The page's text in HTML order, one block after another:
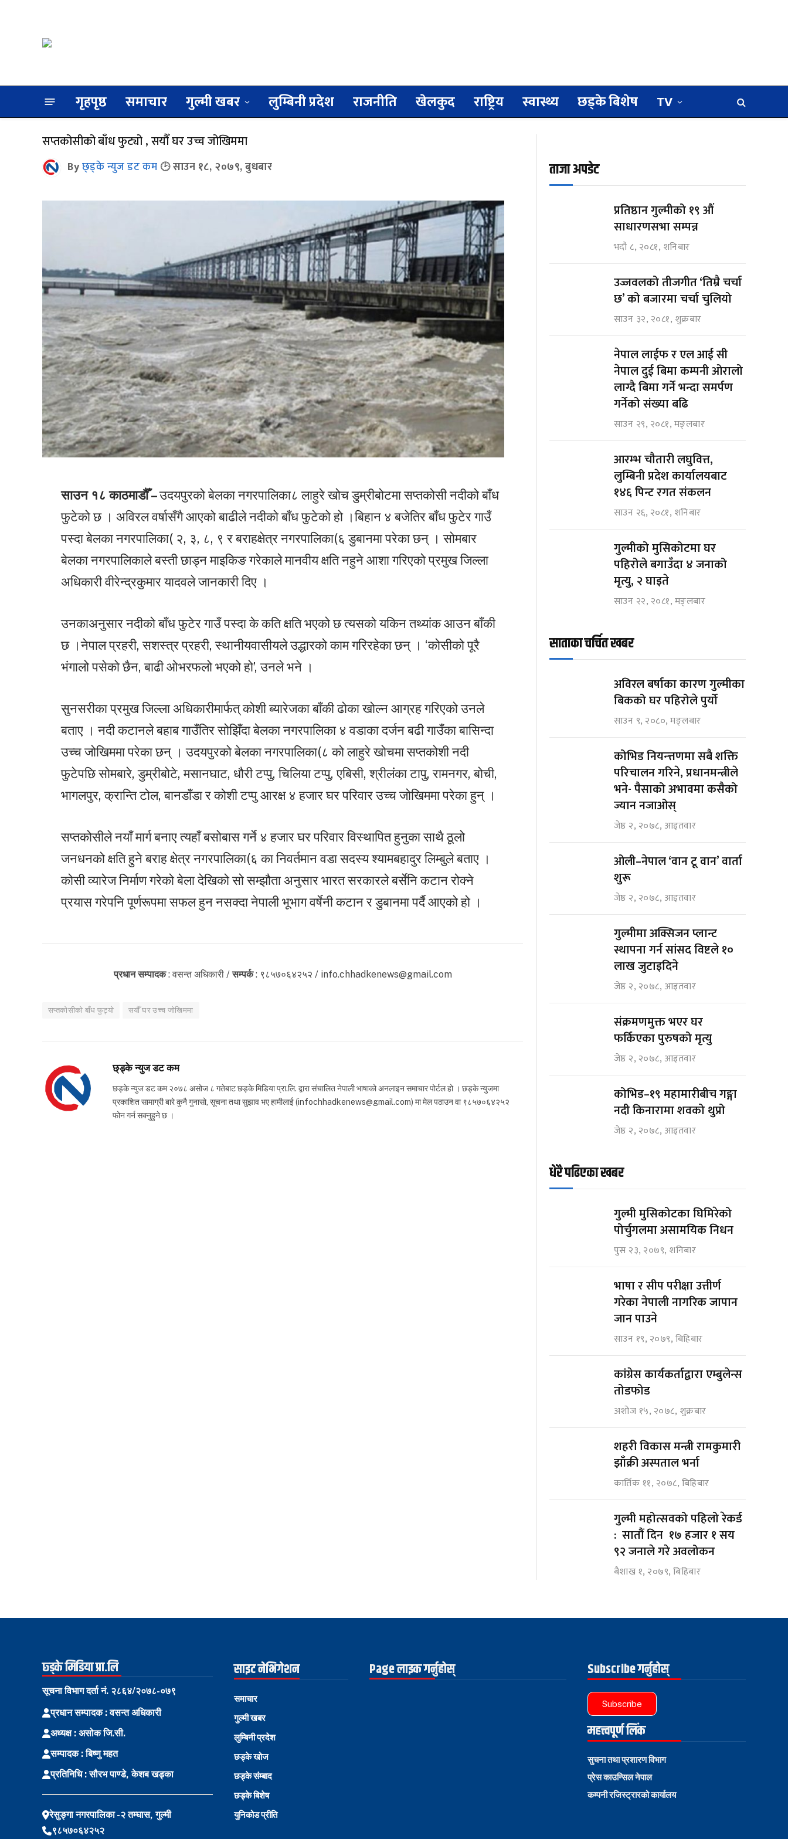
गृहपृष्ठ समाचार गुल्मी खबर लुम्बिनी प्रदेश राजनीति खेलकुद राष्ट्रिय स्वास्थ्य छड्के बिशेष TV
सप्तकोसीको बाँध फुट्यो , सयौँ घर उच्च जोखिममा
Byछ्ड्के न्युज डट कम साउन १८, २०७९, बुधबार
साउन १८ काठमाडौँ –उदयपुरको बेलका नगरपालिका८ लाहुरे खोच डुम्रीबोटमा सप्तकोसी नदीको बाँध
फुटेको छ । अविरल वर्षासँगै आएको बाढीले नदीको बाँध फुटेको हो ।बिहान ४ बजेतिर बाँध फुटेर गाउँ
पस्दा बेलका नगरपालिका( २, ३, ८, ९ र बराहक्षेत्र नगरपालिका(६ डुबानमा परेका छन् । सोमबार
बेलका नगरपालिकाले बस्ती छाड्न माइकिङ गरेकाले मानवीय क्षति नहुने आशा गरिएको प्रमुख जिल्ला
अधिकारी वीरेन्द्रकुमार यादवले जानकारी दिए ।
उनकाअनुसार नदीको बाँध फुटेर गाउँ पस्दा के कति क्षति भएको छ त्यसको यकिन तथ्यांक आउन बाँकी
छ ।नेपाल प्रहरी, सशस्त्र प्रहरी, स्थानीयवासीयले उद्धारको काम गरिरहेका छन् । ‘कोसीको पूरै
भंगालो पसेको छैन, बाढी ओभरफलो भएको हो’, उनले भने ।
सुनसरीका प्रमुख जिल्ला अधिकारीमार्फत् कोशी ब्यारेजका बाँकी ढोका खोल्न आग्रह गरिएको उनले
बताए । नदी कटानले बहाब गाउँतिर सोझिँदा बेलका नगरपालिका ४ वडाका दर्जन बढी गाउँका बासिन्दा
उच्च जोखिममा परेका छन् । उदयपुरको बेलका नगरपालिका(८ को लाहुरे खोचमा सप्तकोशी नदी
फुटेपछि सोमबारे, डुम्रीबोटे, मसानघाट, धौरी टप्पु, चिलिया टप्पु, एबिसी, श्रीलंका टापु, रामनगर, बोची,
भागलपुर, क्रान्ति टोल, बानडाँडा र कोशी टप्पु आरक्ष ४ हजार घर परिवार उच्च जोखिममा परेका हुन् ।
सप्तकोसीले नयाँ मार्ग बनाए त्यहाँ बसोबास गर्ने ४ हजार घर परिवार विस्थापित हुनुका साथै ठूलो
जनधनको क्षति हुने बराह क्षेत्र नगरपालिका(६ का निवर्तमान वडा सदस्य श्यामबहादुर लिम्बुले बताए ।
कोसी व्यारेज निर्माण गरेको बेला देखिको सो सम्झौता अनुसार भारत सरकारले बर्सेनि कटान रोक्ने
प्रयास गरेपनि पूर्णरूपमा सफल हुन नसक्दा नेपाली भूभाग वर्षेनी कटान र डुबानमा पर्दै आएको हो ।
प्रधान सम्पादक: वसन्त अधिकारी /सम्पर्क: ९८५७०६४२५२ / info.chhadkenews@gmail.com
सप्तकोसीको बाँध फुट्यो सयौँ घर उच्च जोखिममा
छ्ड्के न्युज डट कम
छड्के न्युज डट कम २०७८ असोज ८ गतेबाट छड्के मिडिया प्रा.लि. द्वारा संचालित नेपाली भाषाको अनलाइन समाचार पोर्टल हो । छड्के न्युजमा
प्रकाशित सामाग्री बारे कुनै गुनासो, सूचना तथा सुझाव भए हामीलाई (infochhadkenews@gmail.com) मा मेल पठाउन वा ९८५७०६४२५२
फोन गर्न सक्नुहुने छ ।
ताजा अपडेट
प्रतिष्ठान गुल्मीको १९ औं
साधारणसभा सम्पन्न
भदौ ८, २०८१, शनिबार
उज्जवलको तीजगीत ‘तिम्रै चर्चा
छ’ को बजारमा चर्चा चुलियो
साउन ३२, २०८१, शुक्रबार
नेपाल लाईफ र एल आई सी
नेपाल दुई बिमा कम्पनी ओरालो
लाग्दै बिमा गर्ने भन्दा समर्पण
गर्नेको संख्या बढि
साउन २९, २०८१, मङ्लबार
आरम्भ चौतारी लघुवित्त,
लुम्बिनी प्रदेश कार्यालयबाट
१४६ पिन्ट रगत संकलन
साउन २६, २०८१, शनिबार
गुल्मीको मुसिकोटमा घर
पहिरोले बगाउँदा ४ जनाको
मृत्यु, २ घाइते
साउन २२, २०८१, मङ्लबार
साताका चर्चित खबर
अविरल बर्षाका कारण गुल्मीका
बिकको घर पहिरोले पुर्यो
साउन ९, २०८०, मङ्लबार
कोभिड नियन्त्तणमा सबै शक्ति
परिचालन गरिने, प्रधानमन्त्रीले
भने- पैसाको अभावमा कसैको
ज्यान नजाओस्
जेष्ठ २, २०७८, आइतवार
ओली–नेपाल ‘वान टू वान’ वार्ता
शुरू
जेष्ठ २, २०७८, आइतवार
गुल्मीमा अक्सिजन प्लान्ट
स्थापना गर्न सांसद विष्टले १०
लाख जुटाइदिने
जेष्ठ २, २०७८, आइतवार
संक्रमणमुक्त भएर घर
फर्किएका पुरुषको मृत्यु
जेष्ठ २, २०७८, आइतवार
कोभिड–१९ महामारीबीच गङ्गा
नदी किनारामा शवको थुप्रो
जेष्ठ २, २०७८, आइतवार
धेरै पढिएका खबर
गुल्मी मुसिकोटका घिमिरेको
पोर्चुगलमा असामयिक निधन
पुस २३, २०७९, शनिबार
भाषा र सीप परीक्षा उत्तीर्ण
गरेका नेपाली नागरिक जापान
जान पाउने
साउन १९, २०७९, बिहिबार
कांग्रेस कार्यकर्ताद्वारा एम्बुलेन्स
तोडफोड
अशोज १५, २०७८, शुक्रबार
शहरी विकास मन्त्री रामकुमारी
झाँक्री अस्पताल भर्ना
कार्तिक ११, २०७८, बिहिबार
गुल्मी महोत्सवको पहिलो रेकर्ड
: सातौं दिन १७ हजार १ सय
९२ जनाले गरे अवलोकन
बैशाख १, २०७९, बिहिबार
छ्ड्के मिडिया प्रा.लि
सूचना विभाग दर्ता नं. २८६४/२०७८-०७९
प्रधान सम्पादक : वसन्त अधिकारी
अध्यक्ष : असोक जि.सी.
सम्पादक : बिष्णु महत
प्रतिनिधि : सौरभ पाण्डे, केशब खड्का
रेसुङ्गा नगरपालिका -२ तम्घास, गुल्मी
९८५७०६४२५२
साइट नेभिगेशन
समाचार
गुल्मी खबर
लुम्बिनी प्रदेश
छड्के खोज
छड्के संम्बाद
छड्के बिशेष
युनिकोड प्रीति
Page लाइक गर्नुहोस् Subscribe गर्नुहोस्
Subscribe
महत्त्वपूर्ण लिंक
सुचना तथा प्रशारण विभाग
प्रेस काउन्सिल नेपाल
कम्पनी रजिस्ट्रारको कार्यालय